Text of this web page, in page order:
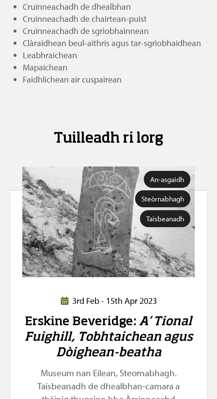
Cruinneachadh de dhealbhan
Cruinneachadh de chairtean-puist
Cruinneachadh de sgrìobhainnean
Clàraidhean beul-aithris agus tar-sgrìobhaidhean
Leabhraichean
Mapaichean
Faidhlichean air cuspairean
Tuilleadh ri lorg
An-asgaidh
Steòrnabhagh
Taisbeanadh
3rd Feb - 15th Apr 2023
Erskine Beveridge: A’ Tional
Fuighill, Tobhtaichean agus
Dòighean-beatha
Museum nan Eilean, Steornabhagh.
Taisbeanadh de dhealbhan-camara a